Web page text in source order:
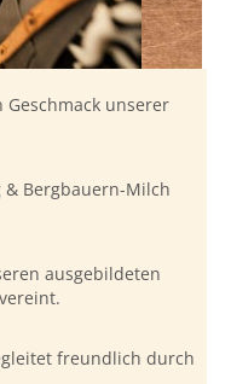
unserer
& Bergbauern-Milch
ausgebildeten
freundlich durch